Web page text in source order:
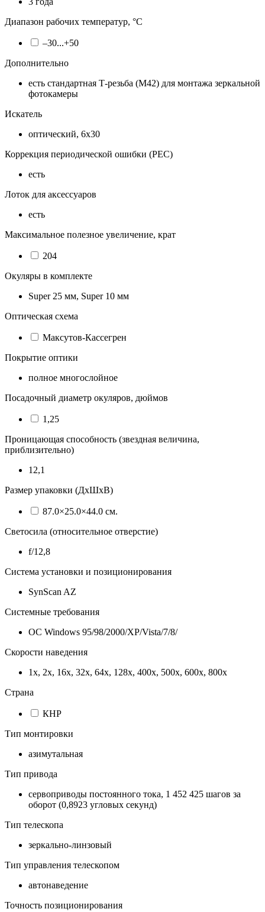
Диапазон рабочих температур, °С
–30...+50
Дополнительно
есть стандартная Т-резьба (М42) для монтажа зеркальной
фотокамеры
Искатель
оптический, 6x30
Коррекция периодической ошибки (PEC)
есть
Лоток для аксессуаров
есть
Максимальное полезное увеличение, крат
204
Окуляры в комплекте
Super 25 мм, Super 10 мм
Оптическая схема
Максутов-Кассегрен
Покрытие оптики
полное многослойное
Посадочный диаметр окуляров, дюймов
1,25
Проницающая способность (звездная величина,
приблизительно)
12,1
Размер упаковки (ДхШхВ)
87.0×25.0×44.0 см.
Светосила (относительное отверстие)
f/12,8
Система установки и позиционирования
SynScan AZ
Системные требования
ОС Windows 95/98/2000/XP/Vista/7/8/
Скорости наведения
1x, 2x, 16x, 32x, 64x, 128x, 400x, 500x, 600x, 800x
Страна
КНР
Тип монтировки
азимутальная
Тип привода
сервоприводы постоянного тока, 1 452 425 шагов за
оборот (0,8923 угловых секунд)
Тип телескопа
зеркально-линзовый
Тип управления телескопом
автонаведение
Точность позиционирования